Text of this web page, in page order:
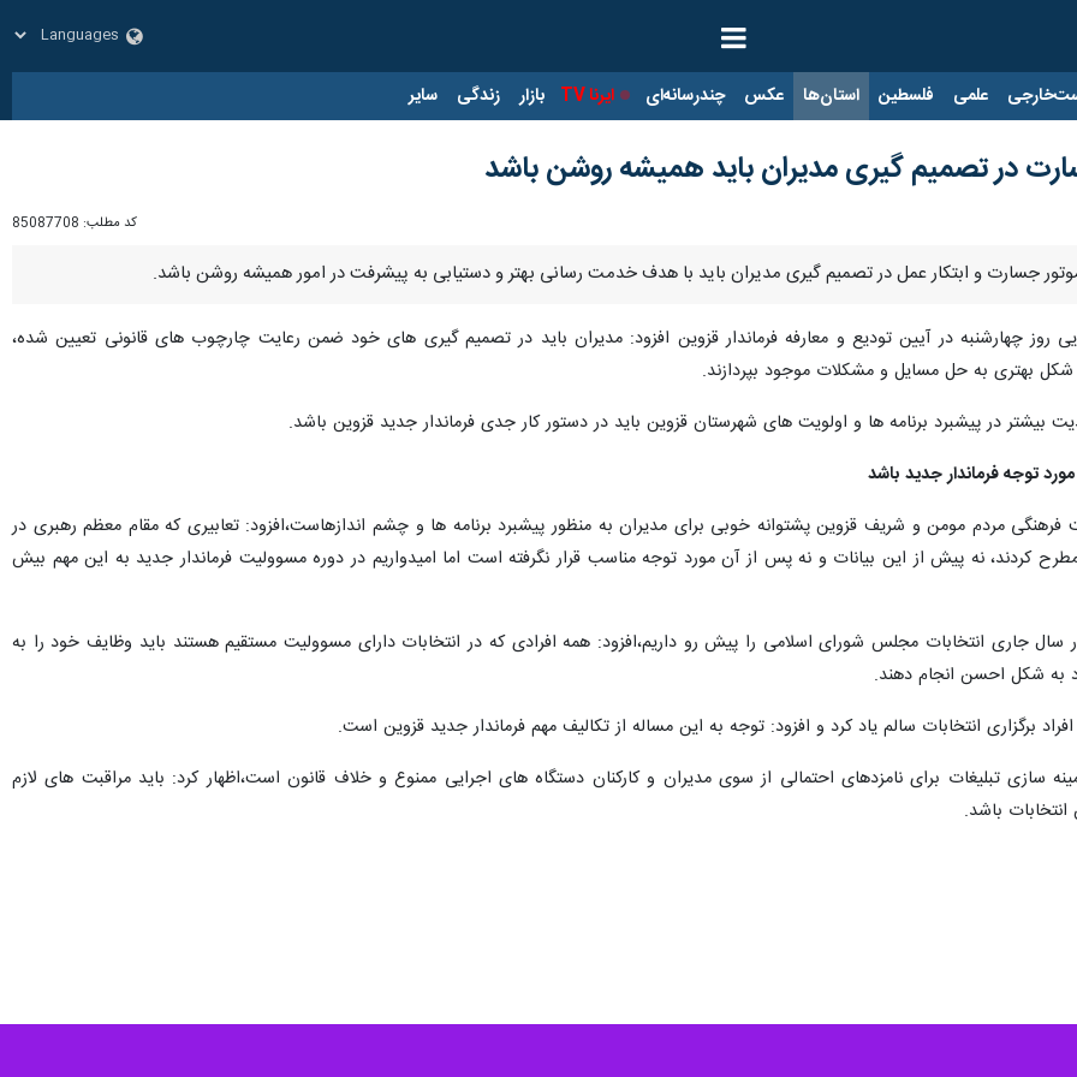
علمی فلسطین استان‌ها عکس چندرسانه‌ای ایرنا TV بازار زندگی سایر
در تصمیم گیری مدیران باید همیشه روشن باشد
کد مطلب: 85087708